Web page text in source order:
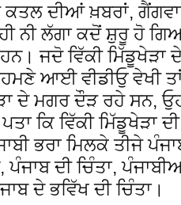
ਕਤਲ ਦੀਆਂ ਖ਼ਬਰਾਂ,
ਹੀ ਨੀ ਲੱਗਾ ਕਦੋਂ ਸ਼ੁਰੂ ਹੋ
ਜਦੋ ਵਿੱਕੀ
ਆਈ ਵੀਡੀਓੁ ਵੇਖੀ
ਦੇ ਮਗਰ ਦੌੜ ਰਹੇ ਸਨ,
ਕਿ ਵਿੱਕੀ ਮਿੱਡੂਖੇੜਾ
ਭਰਾ ਮਿਲਕੇ ਤੀਜੇ
ਦੀ ਚਿੰਤਾ, ਪੰਜਾਬੀਆਂ
ਦੇ ਭਵਿੱਖ ਦੀ ਚਿੰਤਾ।